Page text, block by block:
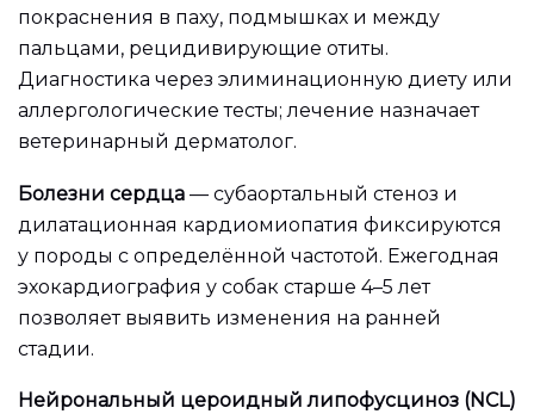
покраснения в паху, подмышках и между
пальцами, рецидивирующие отиты.
Диагностика через элиминационную диету или
аллергологические тесты; лечение назначает
ветеринарный дерматолог.
Болезни сердца — субаортальный стеноз и
дилатационная кардиомиопатия фиксируются
у породы с определённой частотой. Ежегодная
эхокардиография у собак старше 4–5 лет
позволяет выявить изменения на ранней
стадии.
Нейрональный цероидный липофусциноз (NCL)